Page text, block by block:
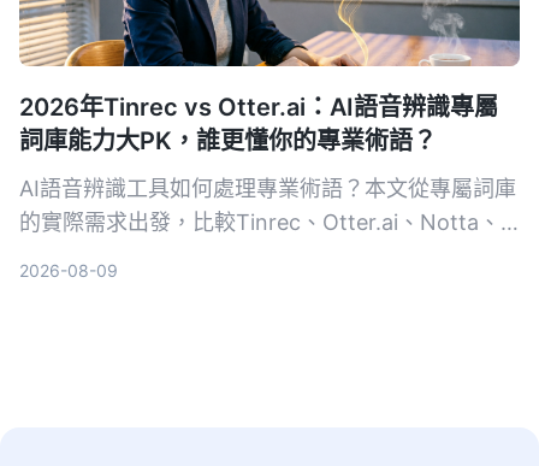
2026年Tinrec vs Otter.ai：AI語音辨識專屬
詞庫能力大PK，誰更懂你的專業術語？
AI語音辨識工具如何處理專業術語？本文從專屬詞庫
的實際需求出發，比較Tinrec、Otter.ai、Notta、
2026-08-09